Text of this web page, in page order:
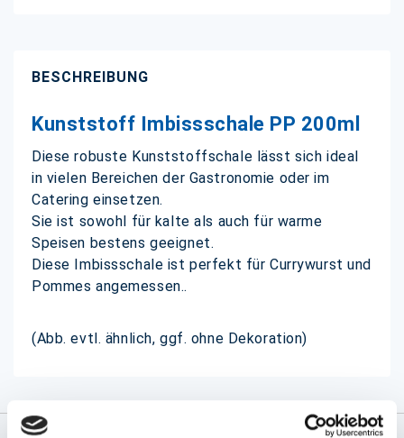
BESCHREIBUNG
Kunststoff Imbissschale PP 200ml
Diese robuste Kunststoffschale lässt sich ideal
in vielen Bereichen der Gastronomie oder im
Catering einsetzen.
Sie ist sowohl für kalte als auch für warme
Speisen bestens geeignet.
Diese Imbissschale ist perfekt für Currywurst und
Pommes angemessen..
(Abb. evtl. ähnlich, ggf. ohne Dekoration)